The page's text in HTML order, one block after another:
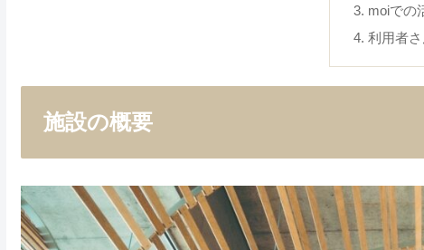
moiでの
利用者
施設の概要